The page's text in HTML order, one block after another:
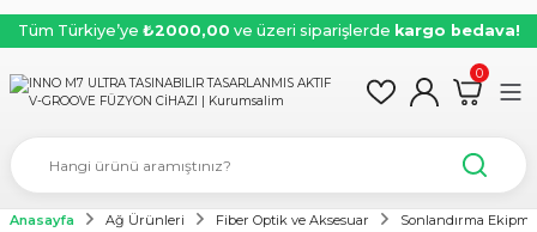
Tüm Türkiye’ye ₺2000,00 ve üzeri siparişlerde kargo bedava!
0
Anasayfa Ağ Ürünleri Fiber Optik ve Aksesuar Sonlandırma